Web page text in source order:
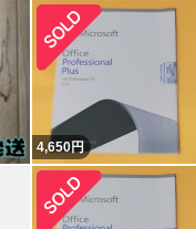
4,650円